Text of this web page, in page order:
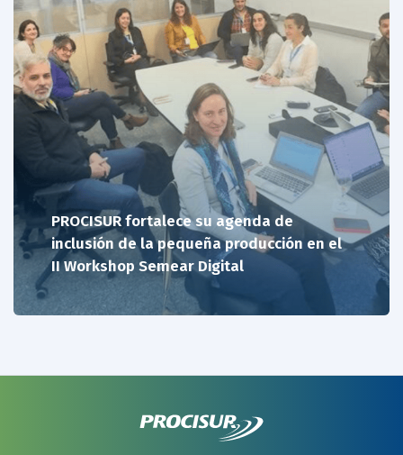
PROCISUR fortalece su agenda de
inclusión de la pequeña producción en el
II Workshop Semear Digital